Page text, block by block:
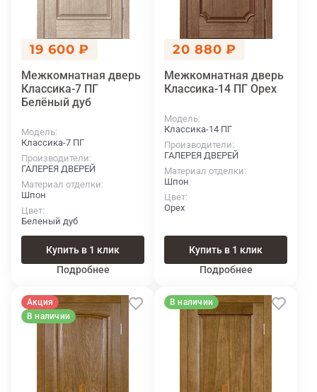
19 600 ₽
Межкомнатная дверь
Классика-7 ПГ
Белёный дуб
Модель
Классика-7 ПГ
Производители
ГАЛЕРЕЯ ДВЕРЕЙ
Материал отделки
Шпон
Цвет
Беленый дуб
Купить в 1 клик
Подробнее
20 880 ₽
Межкомнатная дверь
Классика-14 ПГ Орех
Модель
Классика-14 ПГ
Производители
ГАЛЕРЕЯ ДВЕРЕЙ
Материал отделки
Шпон
Цвет
Орех
Купить в 1 клик
Подробнее
Акция
В наличии
В наличии